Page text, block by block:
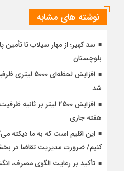
نوشته های مشابه
سد کهیر؛ از مهار سیلاب تا
بلوچستان
افزایش لحظه‌ای
شد
افزایش 2500 لیتر بر
هفته جاری
این اقلیم است که به ما دیکته
کنیم/ ضرورت مدیریت تقاضا در
تأکید بر رعایت الگوی مصرف،